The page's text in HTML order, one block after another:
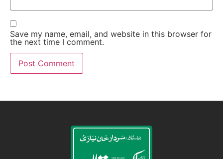
Save my name, email, and website in this browser for
the next time I comment.